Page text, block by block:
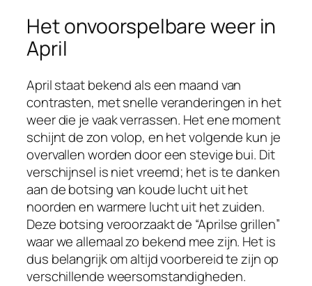
Het onvoorspelbare weer in
April
April staat bekend als een maand van
contrasten, met snelle veranderingen in het
weer die je vaak verrassen. Het ene moment
schijnt de zon volop, en het volgende kun je
overvallen worden door een stevige bui. Dit
verschijnsel is niet vreemd; het is te danken
aan de botsing van koude lucht uit het
noorden en warmere lucht uit het zuiden.
Deze botsing veroorzaakt de “Aprilse grillen”
waar we allemaal zo bekend mee zijn. Het is
dus belangrijk om altijd voorbereid te zijn op
verschillende weersomstandigheden.